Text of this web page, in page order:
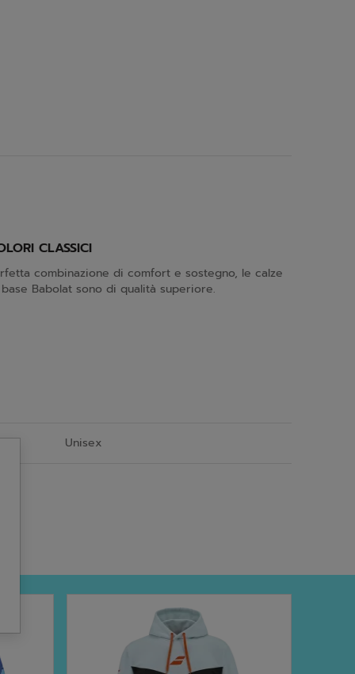
CLASSICI
combinazione di comfort e sostegno, le calze
Babolat sono di qualità superiore.
Unisex